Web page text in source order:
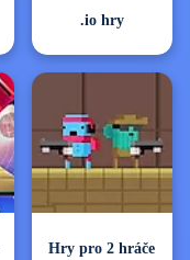
.io hry
Hry pro 2 hráče